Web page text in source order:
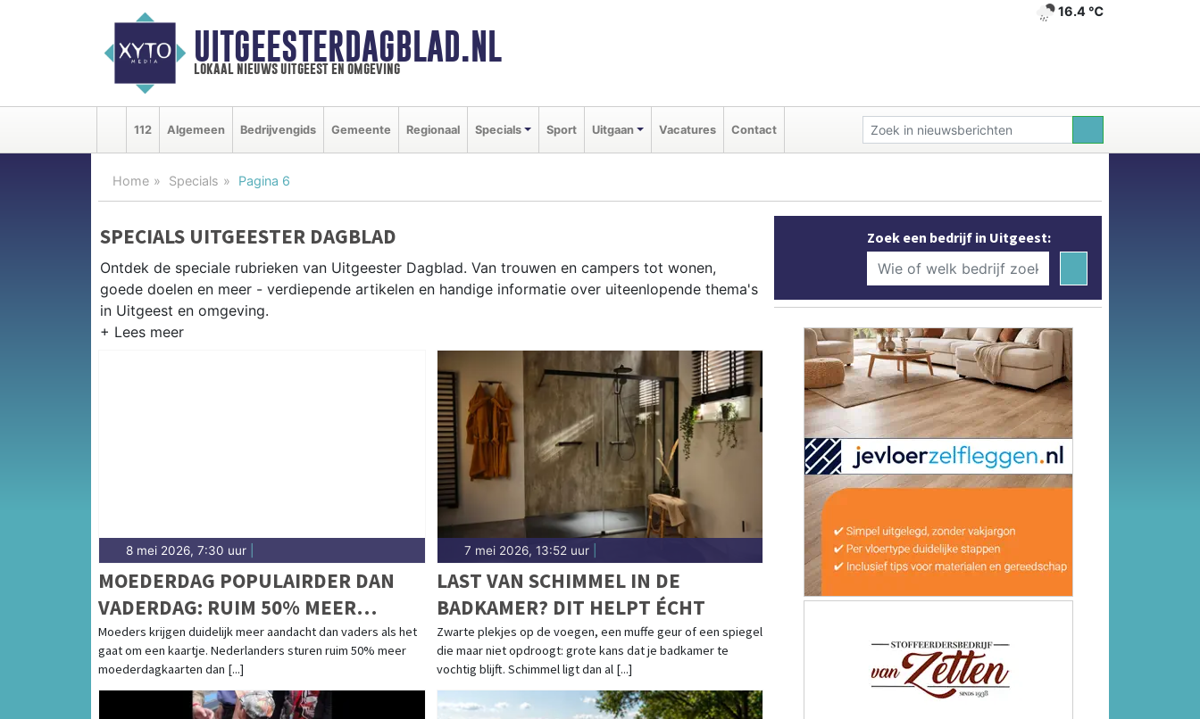
UITGEESTERDAGBLAD.NL
lokaal nieuws uitgeest en omgeving
16.4 ℃
112 Algemeen Bedrijvengids Gemeente Regionaal Specials Sport Uitgaan Vacatures Contact
Home Specials Pagina 6
SPECIALS UITGEESTER DAGBLAD
Ontdek de speciale rubrieken van Uitgeester Dagblad. Van trouwen en campers tot wonen,
goede doelen en meer - verdiepende artikelen en handige informatie over uiteenlopende thema's
in Uitgeest en omgeving.
8 mei 2026, 7:30 uur
MOEDERDAG POPULAIRDER DAN
VADERDAG: RUIM 50% MEER
KAARTEN VERSTUURD
Moeders krijgen duidelijk meer aandacht dan vaders als het
gaat om een kaartje. Nederlanders sturen ruim 50% meer
moederdagkaarten dan [...]
7 mei 2026, 13:52 uur|
LAST VAN SCHIMMEL IN DE
BADKAMER? DIT HELPT ÉCHT
Zwarte plekjes op de voegen, een muffe geur of een spiegel
die maar niet opdroogt: grote kans dat je badkamer te
vochtig blijft. Schimmel ligt dan al [...]
Zoek een bedrijf in Uitgeest: